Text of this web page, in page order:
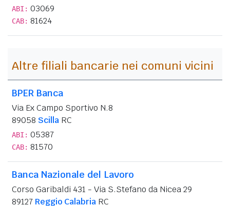
ABI: 03069
CAB: 81624
Altre filiali bancarie nei comuni vicini
BPER Banca
Via Ex Campo Sportivo N.8
89058 Scilla RC
ABI: 05387
CAB: 81570
Banca Nazionale del Lavoro
Corso Garibaldi 431 - Via S.Stefano da Nicea 29
89127 Reggio Calabria RC